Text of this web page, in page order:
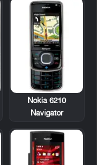
Nokia 6210
Navigator